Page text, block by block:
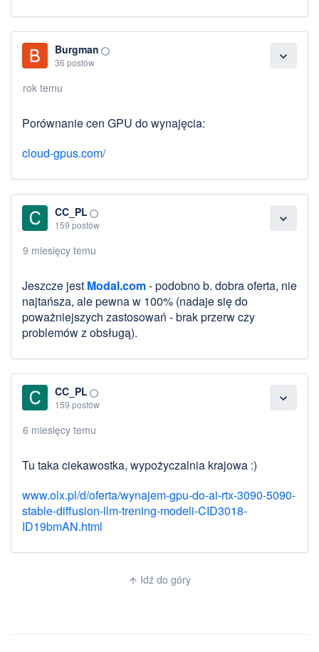
expand_more
Burgman panorama_fish_eye
36 postów
rok temu
Porównanie cen GPU do wynajęcia:
cloud-gpus.com/
expand_more
CC_PL panorama_fish_eye
159 postów
9 miesięcy temu
Jeszcze jest Modal.com- podobno b. dobra oferta, nie
najtańsza, ale pewna w 100% (nadaje się do
poważniejszych zastosowań - brak przerw czy
problemów z obsługą).
expand_more
CC_PL panorama_fish_eye
159 postów
6 miesięcy temu
Tu taka ciekawostka, wypożyczalnia krajowa :)
www.olx.pl/d/oferta/wynajem-gpu-do-ai-rtx-3090-5090-
stable-diffusion-llm-trening-modeli-CID3018-
ID19bmAN.html
arrow_upward Idź do góry